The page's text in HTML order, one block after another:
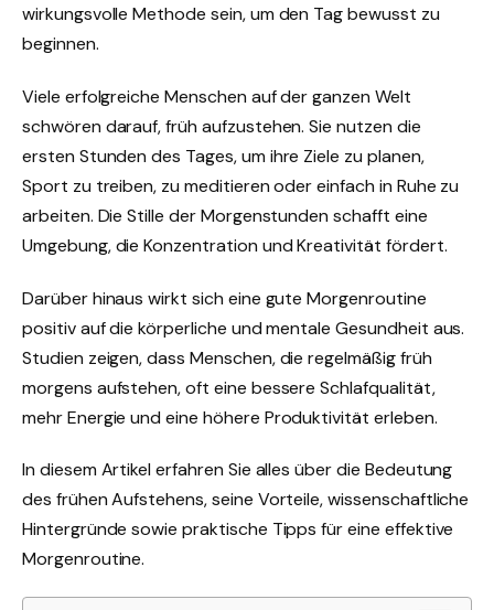
wirkungsvolle Methode sein, um den Tag bewusst zu
beginnen.
Viele erfolgreiche Menschen auf der ganzen Welt
schwören darauf, früh aufzustehen. Sie nutzen die
ersten Stunden des Tages, um ihre Ziele zu planen,
Sport zu treiben, zu meditieren oder einfach in Ruhe zu
arbeiten. Die Stille der Morgenstunden schafft eine
Umgebung, die Konzentration und Kreativität fördert.
Darüber hinaus wirkt sich eine gute Morgenroutine
positiv auf die körperliche und mentale Gesundheit aus.
Studien zeigen, dass Menschen, die regelmäßig früh
morgens aufstehen, oft eine bessere Schlafqualität,
mehr Energie und eine höhere Produktivität erleben.
In diesem Artikel erfahren Sie alles über die Bedeutung
des frühen Aufstehens, seine Vorteile, wissenschaftliche
Hintergründe sowie praktische Tipps für eine effektive
Morgenroutine.